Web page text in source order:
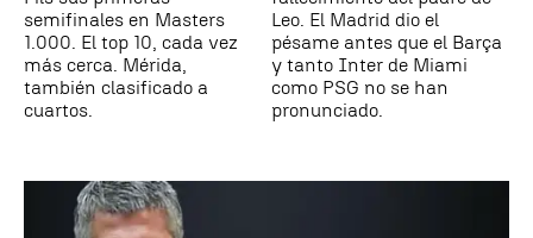
semifinales en Masters
1.000. El top 10, cada vez
más cerca. Mérida,
también clasificado a
cuartos.
Leo. El Madrid dio el
pésame antes que el Barça
y tanto Inter de Miami
como PSG no se han
pronunciado.